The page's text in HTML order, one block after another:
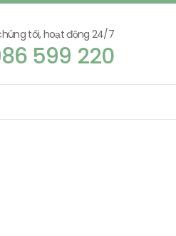
tôi, hoạt động 24/7
599 220